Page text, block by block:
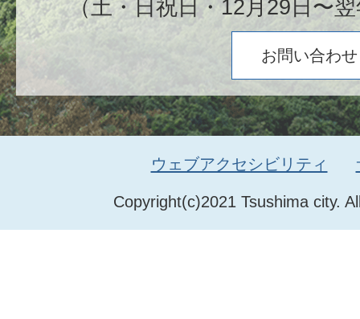
（土・日祝日・12月29日〜
お問い合わせ
Copyright(c)2021 Tsushima city.
ウェブアクセシビリティ